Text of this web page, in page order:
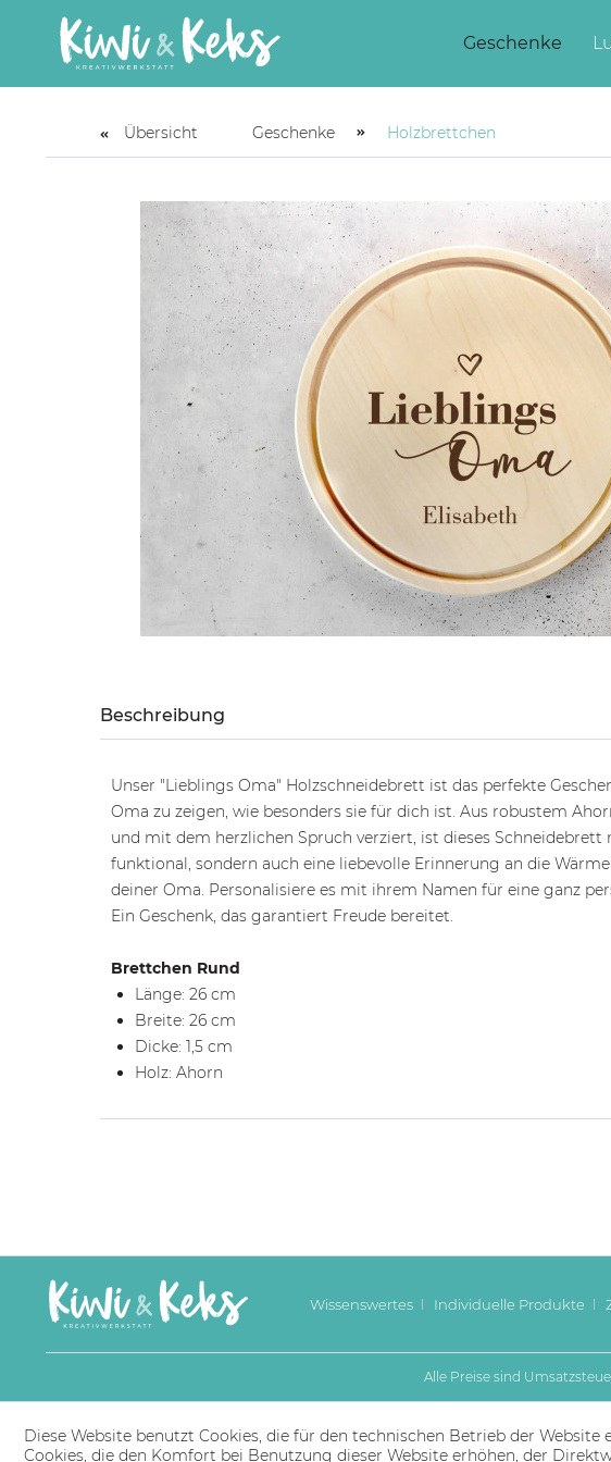
Geschenke
Übersicht Geschenke Holzbrettchen
Beschreibung
Unser "Lieblings Oma" Holzschneidebrett ist das perfekte
Oma zu zeigen, wie besonders sie für dich ist. Aus robustem
und mit dem herzlichen Spruch verziert, ist dieses Schneidebrett
funktional, sondern auch eine liebevolle Erinnerung an die
deiner Oma. Personalisiere es mit ihrem Namen für eine ganz
Ein Geschenk, das garantiert Freude bereitet.
Brettchen Rund
Länge: 26 cm
Breite: 26 cm
Dicke: 1,5 cm
Holz: Ahorn
Wissenswertes Individuelle Produkte
Alle Preise sind
Diese Website benutzt Cookies, die für den technischen Betrieb der
Cookies, die den Komfort bei Benutzung dieser Website erhöhen, der